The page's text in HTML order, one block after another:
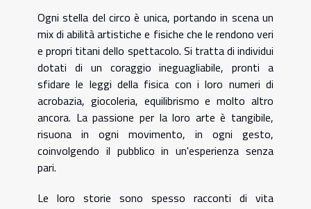
Ogni stella del circo è unica, portando in scena un
mix di abilità artistiche e fisiche che le rendono veri
e propri titani dello spettacolo. Si tratta di individui
dotati di un coraggio ineguagliabile, pronti a
sfidare le leggi della fisica con i loro numeri di
acrobazia, giocoleria, equilibrismo e molto altro
ancora. La passione per la loro arte è tangibile,
risuona in ogni movimento, in ogni gesto,
coinvolgendo il pubblico in un'esperienza senza
pari.
Le loro storie sono spesso racconti di vita